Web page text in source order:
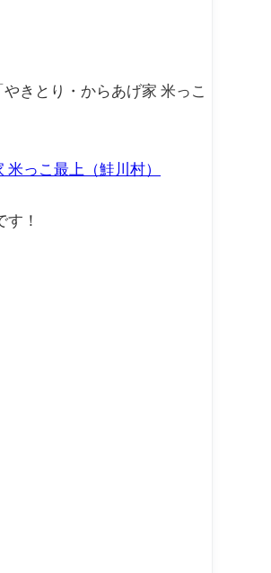
きとり・からあげ家 米っこ
っこ最上（鮭川村）
！